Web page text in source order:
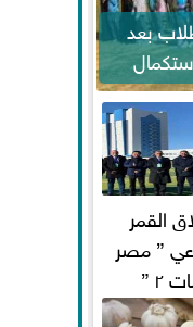
بعد
القمر
” مصر
٢ ”